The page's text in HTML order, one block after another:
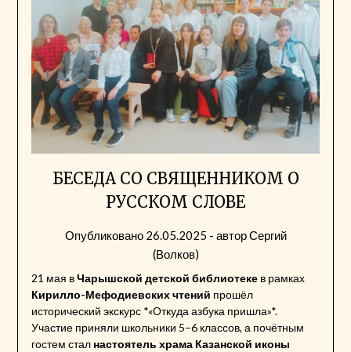
БЕСЕДА СО СВЯЩЕННИКОМ О
РУССКОМ СЛОВЕ
Опубликовано 26.05.2025 - авторСергий
(Волков)
21 мая вЧарышской детской библиотекев рамках
Кирилло-Мефодиевских чтений прошёл
исторический экскурс *«Откуда азбука пришла»*.
Участие приняли школьники 5–6 классов, а почётным
гостем стал настоятель храма Казанской иконы